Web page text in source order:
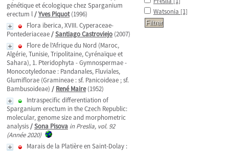
génétique et écologique chez Sparganium
erectum l/Yves Piquot(1996)
Flora iberica, XVIII. Cyperaceae-
Pontederiaceae/Santiago Castroviejo (2007)
Flore de l'Afrique du Nord (Maroc,
Algérie, Tunisie, Tripolitaine, Cyrénaïque et
Sahara), 1. Pteridophyta - Gymnospermae -
Monocotyledonae : Pandanales, Fluviales,
Glumiflorae (Gramineae : sf. Panicoideae ; sf.
Bambusoideae) / René Maire(1952)
Intraspecific differentiation of
Sparganium erectum in the Czech Republic:
molecular, genome size and morphometric
analysis/Sona Pisova in Preslia, vol. 92
(Année 2020)
Marais de la Platière en Saint-Dolay :
Watsonia [1]